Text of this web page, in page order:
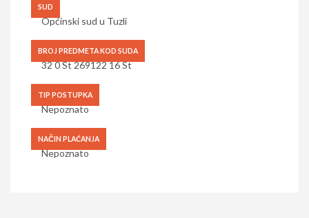
SUD
Općinski sud u Tuzli
BROJ PREDMETA KOD SUDA
32 0 St 269122 16 St
TIP POSTUPKA
Nepoznato
NAČIN PLAĆANJA
Nepoznato